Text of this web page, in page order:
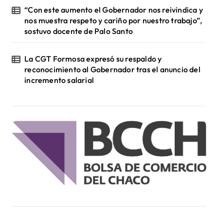
“Con este aumento el Gobernador nos reivindica y
nos muestra respeto y cariño por nuestro trabajo”,
sostuvo docente de Palo Santo
La CGT Formosa expresó su respaldo y
reconocimiento al Gobernador tras el anuncio del
incremento salarial